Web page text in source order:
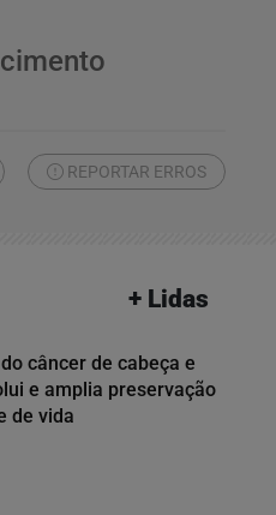
REPORTAR ERROS
+ Lidas
câncer de cabeça e
e amplia preservação
de vida